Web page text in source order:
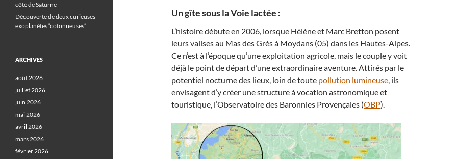
Un gîte sous la Voie lactée :
L’histoire débute en 2006, lorsque Hélène et Marc Bretton posent
leurs valises au Mas des Grès à Moydans (05) dans les Hautes-Alpes.
Ce n’est à l’époque qu’une exploitation agricole, mais le couple y voit
déjà le point de départ d’une extraordinaire aventure. Attirés par le
potentiel nocturne des lieux, loin de toute pollution lumineuse, ils
envisagent d’y créer une structure à vocation astronomique et
touristique, l’Observatoire des Baronnies Provençales (OBP).
côté de Saturne
Découverte de deux curieuses
exoplanètes “cotonneuses”
ARCHIVES
août 2026
juillet 2026
juin 2026
mai 2026
avril 2026
mars 2026
février 2026